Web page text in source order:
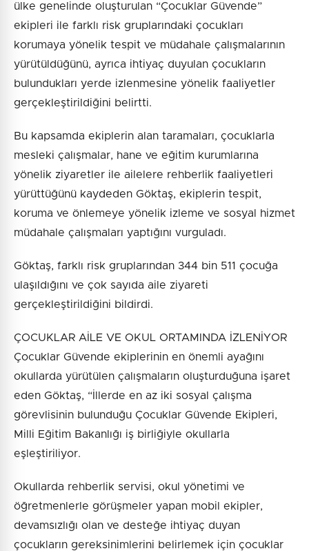
ülke genelinde oluşturulan “Çocuklar Güvende”
ekipleri ile farklı risk gruplarındaki çocukları
korumaya yönelik tespit ve müdahale çalışmalarının
yürütüldüğünü, ayrıca ihtiyaç duyulan çocukların
bulundukları yerde izlenmesine yönelik faaliyetler
gerçekleştirildiğini belirtti.
Bu kapsamda ekiplerin alan taramaları, çocuklarla
mesleki çalışmalar, hane ve eğitim kurumlarına
yönelik ziyaretler ile ailelere rehberlik faaliyetleri
yürüttüğünü kaydeden Göktaş, ekiplerin tespit,
koruma ve önlemeye yönelik izleme ve sosyal hizmet
müdahale çalışmaları yaptığını vurguladı.
Göktaş, farklı risk gruplarından 344 bin 511 çocuğa
ulaşıldığını ve çok sayıda aile ziyareti
gerçekleştirildiğini bildirdi.
ÇOCUKLAR AİLE VE OKUL ORTAMINDA İZLENİYOR
Çocuklar Güvende ekiplerinin en önemli ayağını
okullarda yürütülen çalışmaların oluşturduğuna işaret
eden Göktaş, “İllerde en az iki sosyal çalışma
görevlisinin bulunduğu Çocuklar Güvende Ekipleri,
Milli Eğitim Bakanlığı iş birliğiyle okullarla
eşleştiriliyor.
Okullarda rehberlik servisi, okul yönetimi ve
öğretmenlerle görüşmeler yapan mobil ekipler,
devamsızlığı olan ve desteğe ihtiyaç duyan
çocukların gereksinimlerini belirlemek için çocuklar